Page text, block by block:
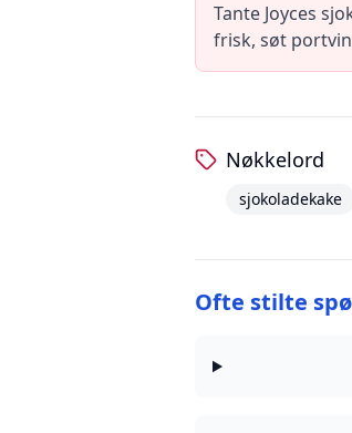
Tante Joyces
frisk, søt
Nøkkelord
sjokoladekake
Ofte stilte